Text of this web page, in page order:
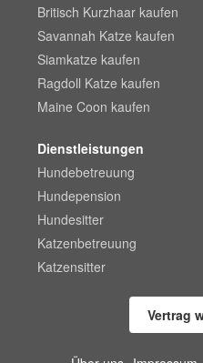
Britisch Kurzhaar kaufen
Savannah Katze kaufen
Siamkatze kaufen
Ragdoll Katze kaufen
Maine Coon kaufen
Dienstleistungen
Hundebetreuung
Hundepension
Hundesitter
Katzenbetreuung
Katzensitter
Vertrag